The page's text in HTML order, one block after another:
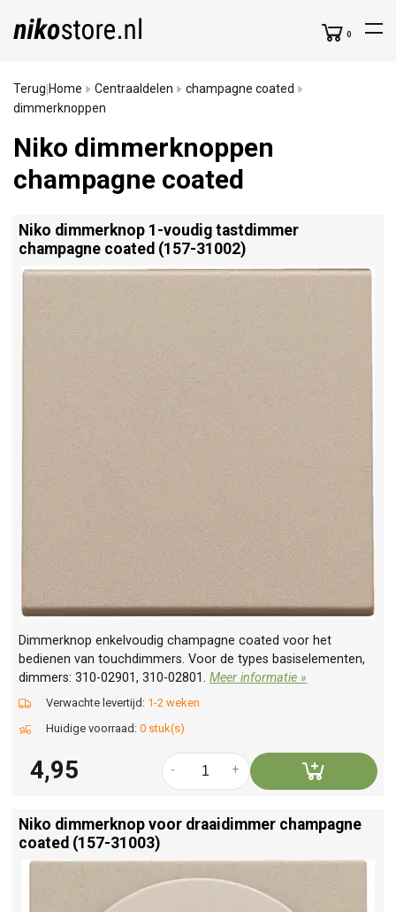
0
Terug Home Centraaldelen
champagne coated
dimmerknoppen
Niko dimmerknoppen
champagne coated
Niko dimmerknop 1-voudig tastdimmer
champagne coated (157-31002)
Dimmerknop enkelvoudig champagne coated voor het
bedienen van touchdimmers. Voor de types basiselementen,
dimmers: 310-02901, 310-02801.Meer informatie »
Verwachte levertijd: 1-2 weken
Huidige voorraad: 0 stuk(s)
4,95 +
-
Niko dimmerknop voor draaidimmer champagne
coated (157-31003)